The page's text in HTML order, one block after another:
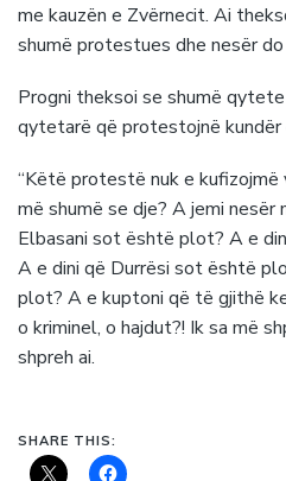
me kauzën e Zvërnecit. Ai
shumë protestues dhe nesër
Progni theksoi se shumë
qytetarë që protestojnë kundër
“Këtë protestë nuk e kufizojmë
më shumë se dje? A jemi nesër
Elbasani sot është plot? A e
A e dini që Durrësi sot është
plot? A e kuptoni që të gjithë
o kriminel, o hajdut?! Ik sa më
shpreh ai.
SHARE THIS: